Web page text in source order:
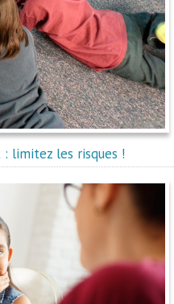
limitez les risques !